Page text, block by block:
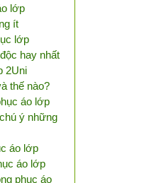
lớp
ít
lớp
hay nhất
2Uni
thế nào?
áo lớp
ý những
áo lớp
áo lớp
phục áo